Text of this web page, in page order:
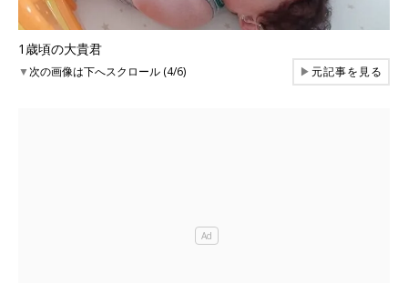
1歳頃の大貴君
▼次の画像は下へスクロール (4/6) ▶元記事を見る